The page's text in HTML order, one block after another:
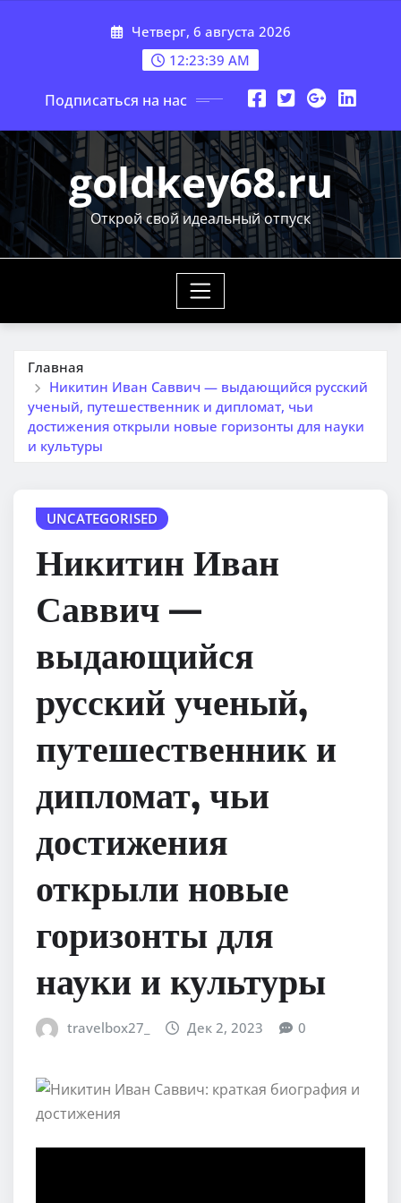
Четверг, 6 августа 2026
12:23:40 AM
Подписаться на нас
goldkey68.ru
Открой свой идеальный отпуск
Главная
Никитин Иван Саввич — выдающийся русский
ученый, путешественник и дипломат, чьи
достижения открыли новые горизонты для науки
и культуры
UNCATEGORISED
Никитин Иван
Саввич —
выдающийся
русский ученый,
путешественник и
дипломат, чьи
достижения
открыли новые
горизонты для
науки и культуры
travelbox27_ Дек 2, 2023 0